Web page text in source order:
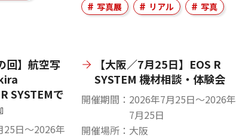
写真展 リアル 写真
回】航空写
SYSTEMで
25日〜2026年
【大阪／7月25日】EOS R
SYSTEM 機材相談・体験会
開催期間
2026年7月25日〜2026年
7月25日
開催場所
大阪